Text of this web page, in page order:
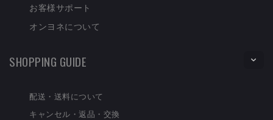
お客様サポート
オンヨネについて
SHOPPING GUIDE
配送・送料について
キャンセル・返品・交換